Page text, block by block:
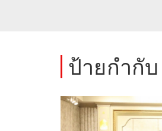
ป้ายกำกับ